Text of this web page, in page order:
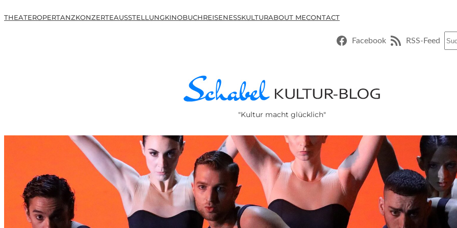
THEATEROPERTANZKONZERTEAUSSTELLUNGKINOBUCHREISENESSKULTURABOUT MECONTACT
Facebook RSS-Feed
"Kultur macht glücklich"